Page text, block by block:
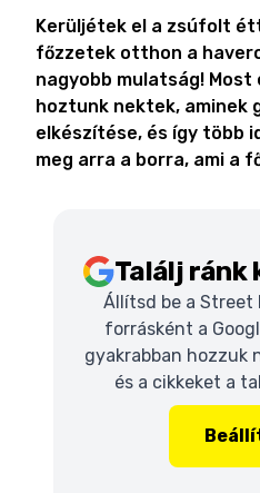
Kerüljétek el a zsúfolt
főzzetek otthon a
nagyobb mulatság! Most
hoztunk nektek, aminek
elkészítése, és így több
meg arra a borra, ami a
Találj ránk
Állítsd be a
forrásként a
gyakrabban hozzuk
és a cikkeket a